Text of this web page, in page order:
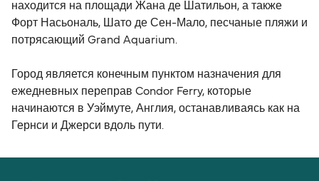
находится на площади Жана де Шатильон, а также
Форт Насьональ, Шато де Сен-Мало, песчаные пляжи и
потрясающий Grand Aquarium.
Город является конечным пунктом назначения для
ежедневных переправ Condor Ferry, которые
начинаются в Уэймуте, Англия, останавливаясь как на
Гернси и Джерси вдоль пути.